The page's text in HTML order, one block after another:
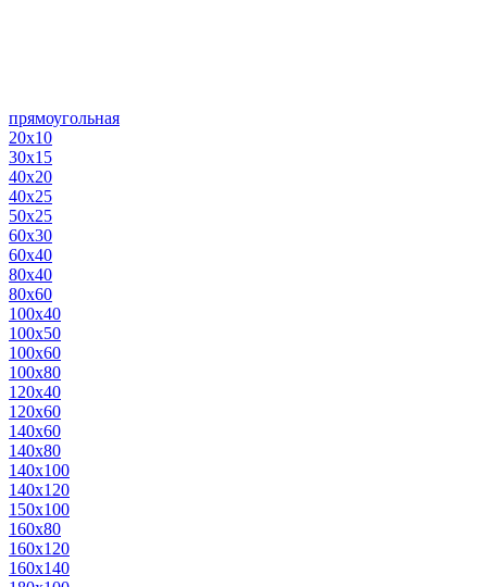
прямоугольная
20х10
30х15
40х20
40х25
50х25
60х30
60х40
80х40
80х60
100х40
100х50
100х60
100х80
120х40
120х60
140х60
140х80
140х100
140х120
150х100
160х80
160х120
160х140